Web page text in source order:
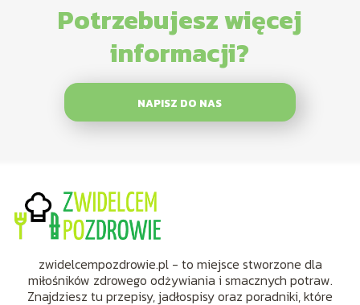
Potrzebujesz więcej
informacji?
NAPISZ DO NAS
zwidelcempozdrowie.pl - to miejsce stworzone dla
miłośników zdrowego odżywiania i smacznych potraw.
Znajdziesz tu przepisy, jadłospisy oraz poradniki, które